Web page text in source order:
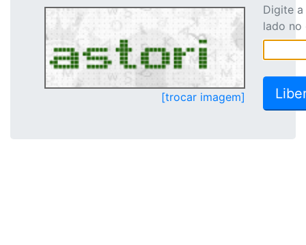
[trocar imagem]
Digite
lado no